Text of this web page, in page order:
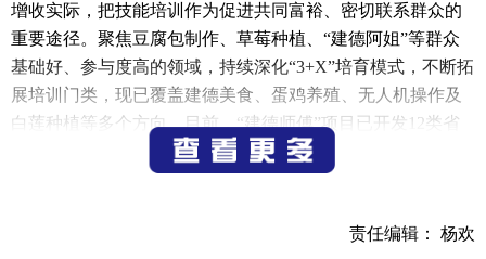
增收实际，把技能培训作为促进共同富裕、密切联系群众的
重要途径。聚焦豆腐包制作、草莓种植、“建德阿姐”等群众
基础好、参与度高的领域，持续深化“3+X”培育模式，不断拓
展培训门类，现已覆盖建德美食、蛋鸡养殖、无人机操作及
白莲种植等多个方向。目前，“建德师傅”项目已开发12类省
级专项职业能力考核标准。通过动态掌握企业用工需求、培
训资源与群众意愿，积极开展工业机器人、人工智能、无人
人，新培育“建德师傅”3300人。同时，围绕高精尖紧缺职业
责任编辑： 杨欢